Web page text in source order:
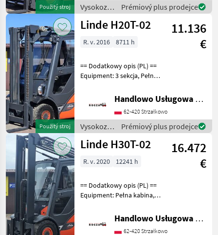
Použitý stroj
Możliwość UDT Palivo: ply
Vysokozdvižné
vozíky a
skladová
Linde
Prémiový plus prodejce
Použitý stroj
Linde H20T-02
11.136
€
R. v. 2016 8711 h
== Dodatkowy opis (PL) ==
Equipment: 3 sekcja, Pełna
Additional info: Stan:
Bardzo dobry, Możliwość
stožiara: Štandard
Handlowo Usługowa Alanex Alan Roszak
62-420 Strzałkowo
Vysokozdvižné
vozíky a
skladová
Linde
Prémiový plus prodejce
Linde H30T-02
16.472
€
R. v. 2020 12241 h
== Dodatkowy opis (PL) ==
Equipment: Pełna kabina,
sekcja Additional info: Stan:
Bardzo dobry, Możliwość
Handlowo Usługowa Alanex Alan Roszak
62-420 Strzałkowo